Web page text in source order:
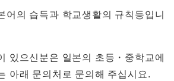
의 습득과 학교생활의 규칙등입니
있으신분은 일본의 초등・중학교에
아래 문의처로 문의해 주십시요.